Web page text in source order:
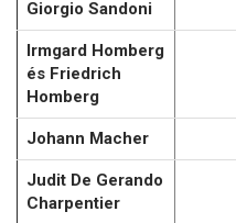
Giorgio Sandoni
Irmgard Homberg
és Friedrich
Homberg
Johann Macher
Judit De Gerando
Charpentier